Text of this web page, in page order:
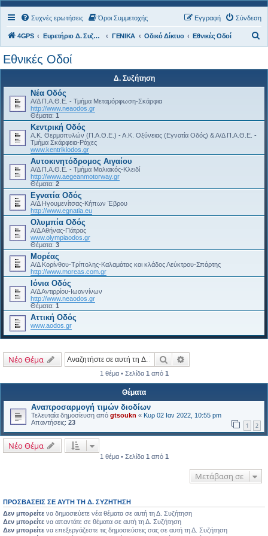
Συχνές ερωτήσεις Όροι Συμμετοχής Σύνδεση
Εγγραφή
4GPS Ευρετήριο Δ. Συζήτησης ΓΕΝΙΚΑ Οδικό Δίκτυο Εθνικές Οδοί
η
Εθνικές Οδοί
Δ. Συζήτηση
Νέα Οδός
Α/Δ Π.Α.Θ.Ε. - Τμήμα Μεταμόρφωση-Σκάρφια
http://www.neaodos.gr
Θέματα: 1
Κεντρική Οδός
Α.Κ. Θερμοπυλών (Π.Α.Θ.Ε.) - Α.Κ. Οξύνειας (Εγνατία Οδός) & Α/Δ Π.Α.Θ.Ε. -
Τμήμα Σκάρφεια-Ράχες
www.kentrikiodos.gr
Αυτοκινητόδρομος Αιγαίου
Α/Δ Π.Α.Θ.Ε. - Τμήμα Μαλιακός-Κλειδί
http://www.aegeanmotorway.gr
Θέματα: 2
Εγνατία Οδός
Α/Δ Ηγουμενίτσας-Κήπων Έβρου
http://www.egnatia.eu
Ολυμπία Οδός
Α/Δ Αθήνας-Πάτρας
www.olympiaodos.gr
Θέματα: 3
Μορέας
Α/Δ Κορίνθου-Τρίπολης-Καλαμάτας και κλάδος Λεύκτρου-Σπάρτης
http://www.moreas.com.gr
Ιόνια Οδός
Α/Δ Αντιρρίου-Ιωαννίνων
http://www.neaodos.gr
Θέματα: 1
Αττική Οδός
www.aodos.gr
Νέο Θέμα Αναζήτηση
1 θέμα • Σελίδα 1 από 1
Θέματα
Αναπροσαρμογή τιμών διοδίων
Τελευταία δημοσίευση από gtsoukn « Κυρ 02 Ιαν 2022, 10:55 pm
Απαντήσεις: 23 1 2
Νέο Θέμα
1 θέμα • Σελίδα 1 από 1
Μετάβαση σε
ΠΡΟΣΒΆΣΕΙΣ ΣΕ ΑΥΤΉ ΤΗ Δ. ΣΥΖΉΤΗΣΗ
Δεν μπορείτε να δημοσιεύετε νέα θέματα σε αυτή τη Δ. Συζήτηση
Δεν μπορείτε να απαντάτε σε θέματα σε αυτή τη Δ. Συζήτηση
Δεν μπορείτε να επεξεργάζεστε τις δημοσιεύσεις σας σε αυτή τη Δ. Συζήτηση